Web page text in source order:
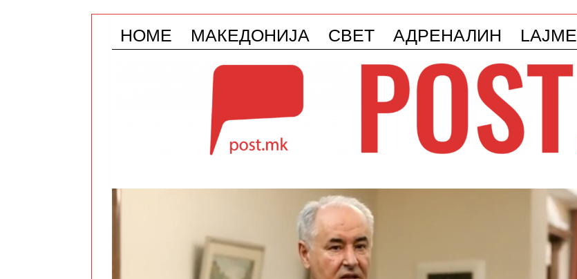
HOME МАКЕДОНИЈА СВЕТ АДРЕНАЛИН LAJME